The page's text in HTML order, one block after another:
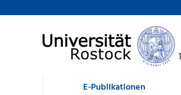
zum Inhalt
E-Publikationen